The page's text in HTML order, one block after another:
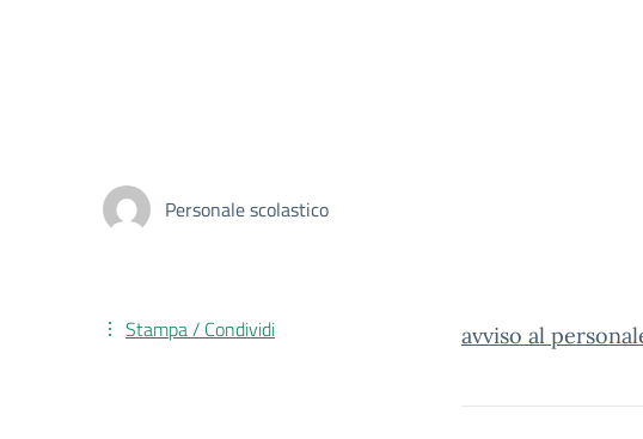
Personale scolastico
avviso al
Stampa / Condividi